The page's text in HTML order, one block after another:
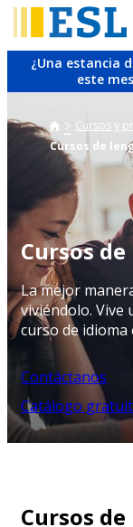
to
main
content
¿Una estancia
este
Cursos y
Cursos de
Cursos
La mejor
viviéndolo. Vive
curso de
Contáctanos
Catálogo
Cursos